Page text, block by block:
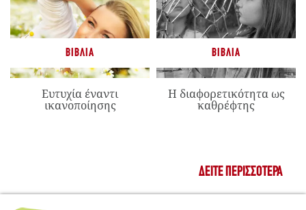
ΒΙΒΛΊΑ
Ευτυχία έναντι
ικανοποίησης
ΒΙΒΛΊΑ
Η διαφορετικότητα ως
καθρέφτης
ΔΕΊΤΕ ΠΕΡΙΣΣΌΤΕΡΑ